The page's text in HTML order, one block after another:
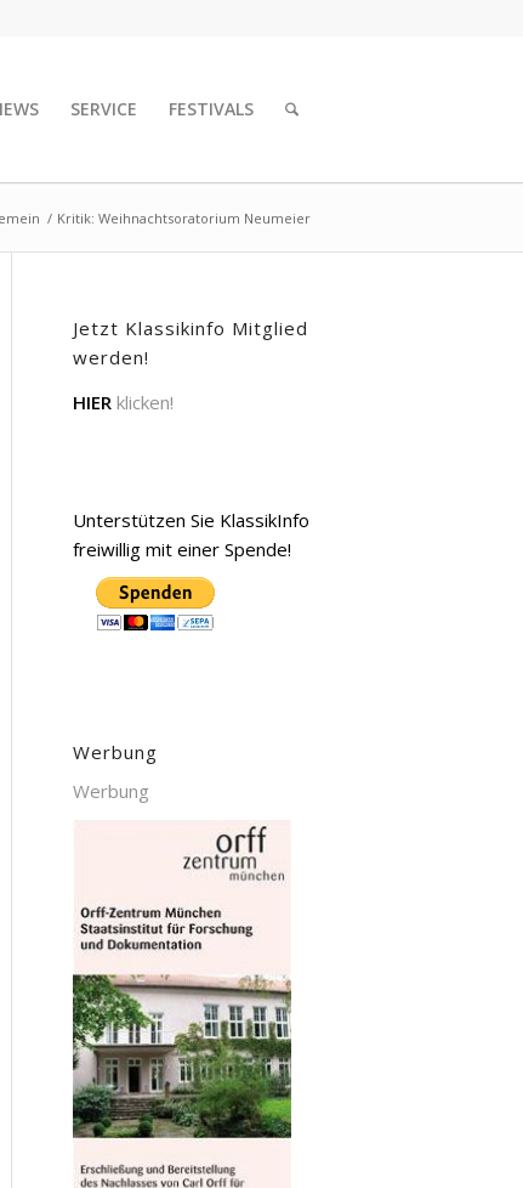
SERVICE FESTIVALS
/ Kritik: Weihnachtsoratorium Neumeier
Jetzt Klassikinfo Mitglied
werden!
HIER klicken!
Unterstützen Sie KlassikInfo
freiwillig mit einer Spende!
Werbung
Werbung